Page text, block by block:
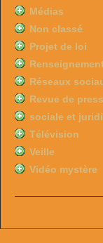
Médias
Non classé
Projet de loi
Réseaux
Revue de
sociale et
Télévision
Veille
Vidéo mystère